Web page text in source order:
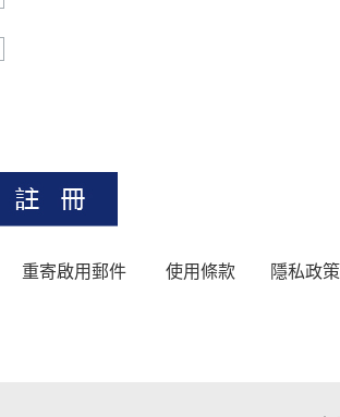
重寄啟用郵件 使用條款 隱私政策